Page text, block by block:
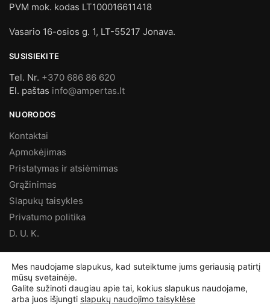
PVM mok. kodas LT100016611418
Vasario 16-osios g. 1, LT-55217 Jonava.
SUSISIEKITE
Tel. Nr. +370 686 86 620
El. paštas info@ampertas.lt
NUORODOS
Kontaktai
Apmokėjimas
Pristatymas ir atsiėmimas
Grąžinimas
Slapukų taisykles
Privatumo politika
D. U. K.
Mes naudojame slapukus, kad suteiktume jums geriausią patirtį
mūsų svetainėje.
Galite sužinoti daugiau apie tai, kokius slapukus naudojame,
arba juos išjungti slapukų naudojimo taisyklėse